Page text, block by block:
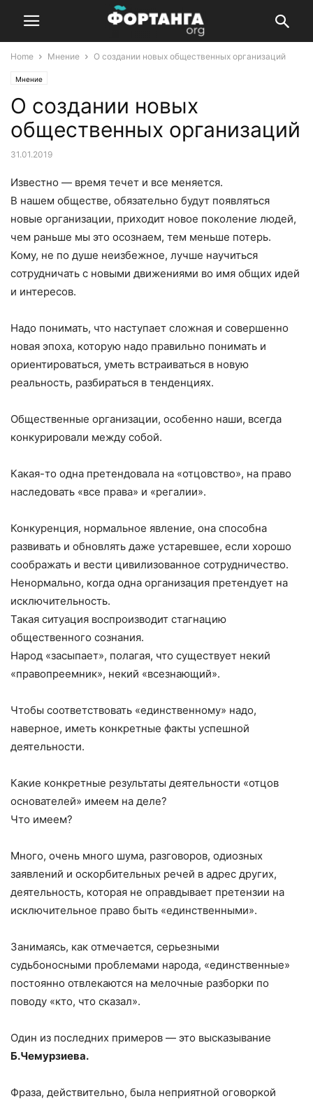
Home Мнение О создании новых общественных организаций
Мнение
О создании новых
общественных организаций
31.01.2019
Известно — время течет и все меняется.
В нашем обществе, обязательно будут появляться
новые организации, приходит новое поколение людей,
чем раньше мы это осознаем, тем меньше потерь.
Кому, не по душе неизбежное, лучше научиться
сотрудничать с новыми движениями во имя общих идей
и интересов.
Надо понимать, что наступает сложная и совершенно
новая эпоха, которую надо правильно понимать и
ориентироваться, уметь встраиваться в новую
реальность, разбираться в тенденциях.
Общественные организации, особенно наши, всегда
конкурировали между собой.
Какая-то одна претендовала на «отцовство», на право
наследовать «все права» и «регалии».
Конкуренция, нормальное явление, она способна
развивать и обновлять даже устаревшее, если хорошо
соображать и вести цивилизованное сотрудничество.
Ненормально, когда одна организация претендует на
исключительность.
Такая ситуация воспроизводит стагнацию
общественного сознания.
Народ «засыпает», полагая, что существует некий
«правопреемник», некий «всезнающий».
Чтобы соответствовать «единственному» надо,
наверное, иметь конкретные факты успешной
деятельности.
Какие конкретные результаты деятельности «отцов
основателей» имеем на деле?
Что имеем?
Много, очень много шума, разговоров, одиозных
заявлений и оскорбительных речей в адрес других,
деятельность, которая не оправдывает претензии на
исключительное право быть «единственными».
Занимаясь, как отмечается, серьезными
судьбоносными проблемами народа, «единственные»
постоянно отвлекаются на мелочные разборки по
поводу «кто, что сказал».
Один из последних примеров — это высказывание
Б.Чемурзиева.
Фраза, действительно, была неприятной оговоркой